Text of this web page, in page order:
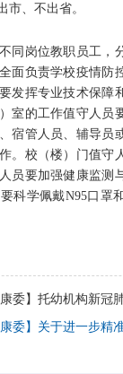
市、不出省。
岗位教职员工，分
面负责学校疫情防
发挥专业技术保障
室的工作值守人员
宿管人员、辅导员
。校（楼）门值守
员要加强健康监测
科学佩戴N95口罩